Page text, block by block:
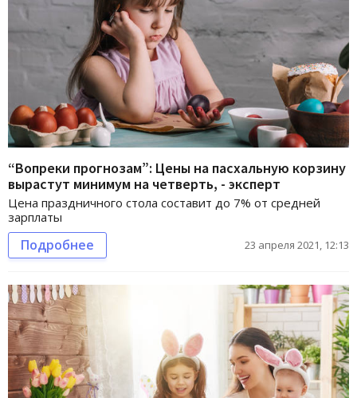
“Вопреки прогнозам”: Цены на пасхальную корзину
вырастут минимум на четверть, - эксперт
Цена праздничного стола составит до 7% от средней
зарплаты
Подробнее 23 апреля 2021, 12:13